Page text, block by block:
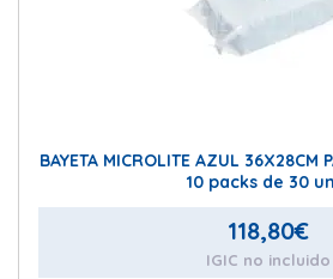
BAYETA MICROLITE AZUL 36X28CM PACK-30 La caja trae
10 packs de 30
118,80€
IGIC no incluido